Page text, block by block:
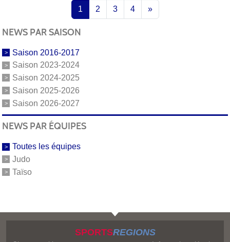
1 2 3 4 »
NEWS PAR SAISON
Saison 2016-2017
Saison 2023-2024
Saison 2024-2025
Saison 2025-2026
Saison 2026-2027
NEWS PAR ÉQUIPES
Toutes les équipes
Judo
Taïso
SPORTSREGIONS